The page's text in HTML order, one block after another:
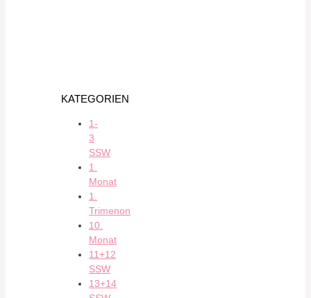
KATEGORIEN
1-
3
SSW
1.
Monat
1.
Trimenon
10.
Monat
11+12
SSW
13+14